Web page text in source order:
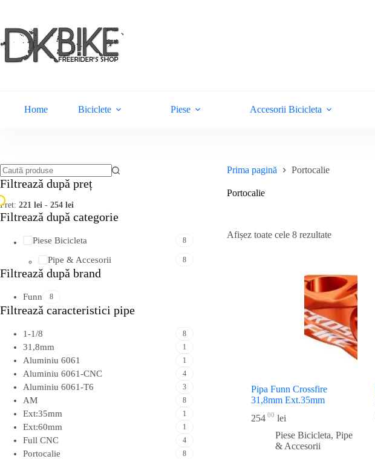
conținut
Home Biciclete Piese Accesorii Bicicleta
Prima pagină Portocalie
Portocalie
Afișez toate cele 8 rezultateSortat
recente
Pipa Funn Crossfire
31,8mm Ext.35mm
254 00 lei
Piese Bicicleta, Pipe
& Accesorii
Niciun
Filtreazǎ dupǎ preț
Pret: 221 lei - 254 lei
Filtreazǎ dupǎ categorie
Piese Bicicleta 8
Pipe & Accesorii 8
Filtreazǎ dupǎ brand
Funn 8
Filtreazǎ caracteristici pipe
1-1/8 8
31,8mm 1
Aluminiu 6061 1
Aluminiu 6061-CNC 4
Aluminiu 6061-T6 3
AM 8
Ext:35mm 1
Ext:60mm 1
Full CNC 4
Portocalie 8